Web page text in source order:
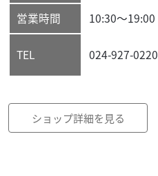
営業時間
10:30～19:00
TEL 024-927-0220
ショップ詳細を見る